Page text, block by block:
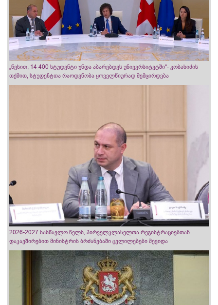
„წესით, 14 400 სტუდენტი უნდა აბარებდეს უნივერსიტეტში“- კობახიძის
თქმით, სტუდენტთა რაოდენობა ყოველწიურად შემცირდება
2026-2027 სასწავლო წელს, პირველკლასელთა რეგისტრაციებთან
დაკავშირებით მინისტრის ბრძანებაში ცვლილებები შევიდა